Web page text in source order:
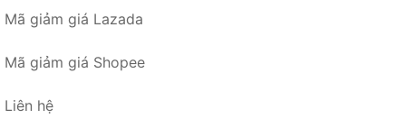
Mã giảm giá Lazada
Mã giảm giá Shopee
Liên hệ